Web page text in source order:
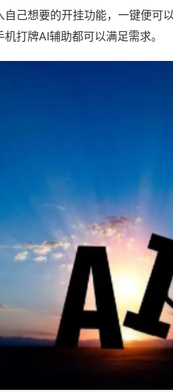
自己想要的开挂功能，一键便可
打牌AI辅助都可以满足需求。